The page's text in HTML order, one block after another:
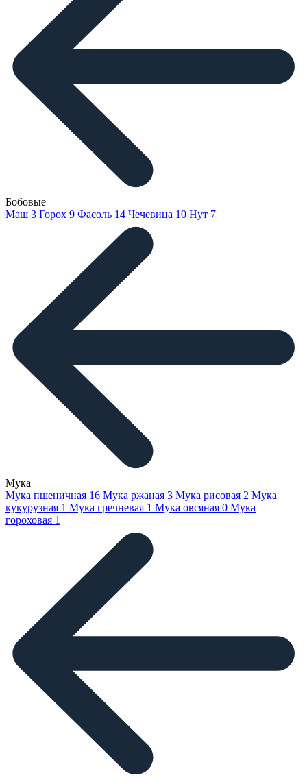
Бобовые
Маш 3 Горох 9 Фасоль 14 Чечевица 10 Нут 7
Мука
Мука пшеничная 16 Мука ржаная 3 Мука рисовая 2 Мука
кукурузная 1 Мука гречневая 1 Мука овсяная 0 Мука
гороховая 1